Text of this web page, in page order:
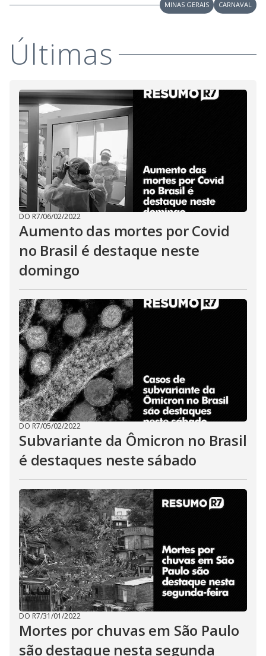
MINAS GERAIS CARNAVAL
Últimas
DO R7/06/02/2022
Aumento das mortes por Covid
no Brasil é destaque neste
domingo
DO R7/05/02/2022
Subvariante da Ômicron no Brasil
é destaques neste sábado
DO R7/31/01/2022
Mortes por chuvas em São Paulo
são destaque nesta segunda